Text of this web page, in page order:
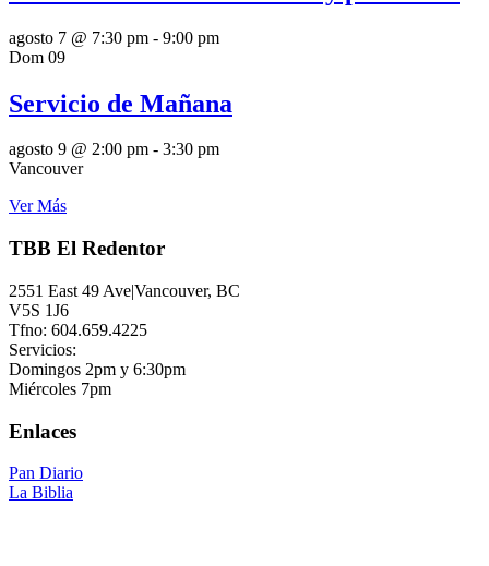
agosto 7 @ 7:30 pm - 9:00 pm
Dom 09
Servicio de Mañana
agosto 9 @ 2:00 pm - 3:30 pm
Vancouver
Ver Más
TBB El Redentor
2551 East 49 Ave|Vancouver, BC
V5S 1J6
Tfno: 604.659.4225
Servicios:
Domingos 2pm y 6:30pm
Miércoles 7pm
Enlaces
Pan Diario
La Biblia